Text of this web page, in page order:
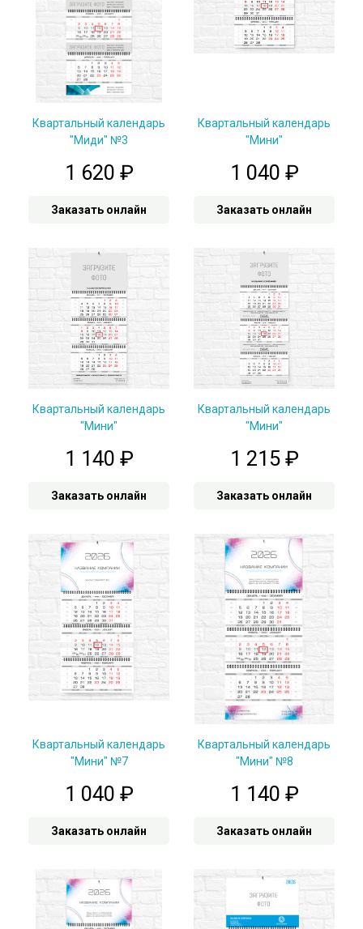
Квартальный календарь
"Миди" №3
1 620 ₽
Заказать онлайн
Квартальный календарь
"Мини"
1 040 ₽
Заказать онлайн
Квартальный календарь
"Мини"
1 140 ₽
Заказать онлайн
Квартальный календарь
"Мини"
1 215 ₽
Заказать онлайн
Квартальный календарь
"Мини" №7
1 040 ₽
Заказать онлайн
Квартальный календарь
"Мини" №8
1 140 ₽
Заказать онлайн